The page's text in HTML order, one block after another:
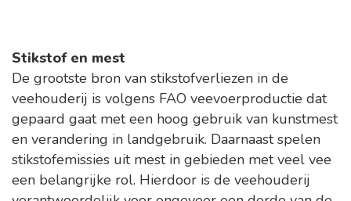
Stikstof en mest
De grootste bron van stikstofverliezen in de
veehouderij is volgens FAO veevoerproductie dat
gepaard gaat met een hoog gebruik van kunstmest
en verandering in landgebruik. Daarnaast spelen
stikstofemissies uit mest in gebieden met veel vee
een belangrijke rol. Hierdoor is de veehouderij